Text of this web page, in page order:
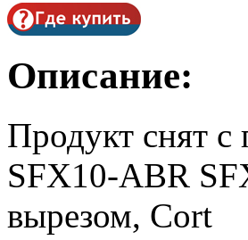
Описание:
Продукт снят с
SFX10-ABR
вырезом, Cort